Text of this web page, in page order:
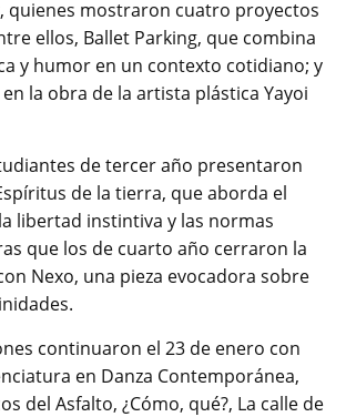
quienes mostraron cuatro proyectos
ellos, Ballet Parking, que combina
y humor en un contexto cotidiano; y
la obra de la artista plástica Yayoi
de tercer año presentaron
de la tierra, que aborda el
libertad instintiva y las normas
que los de cuarto año cerraron la
Nexo, una pieza evocadora sobre
continuaron el 23 de enero con
en Danza Contemporánea,
del Asfalto, ¿Cómo, qué?, La calle de